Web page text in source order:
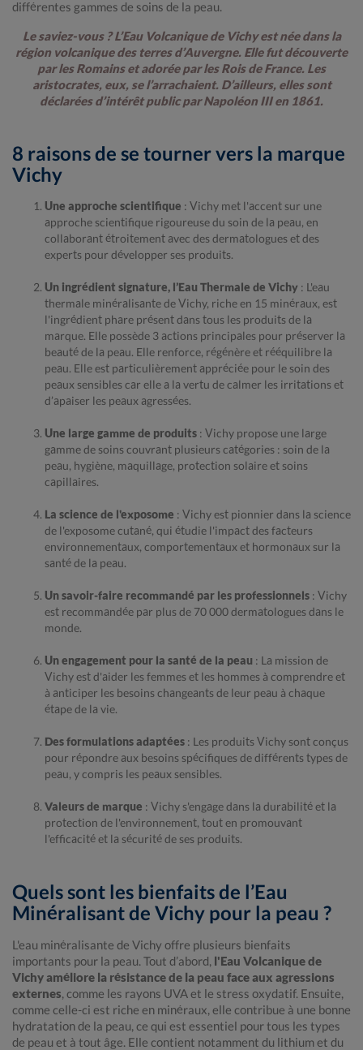
différentes gammes de soins de la peau.
Le saviez-vous ? L’Eau Volcanique de Vichy est née dans la
région volcanique des terres d’Auvergne. Elle fut découverte
par les Romains et adorée par les Rois de France. Les
aristocrates, eux, se l’arrachaient. D’ailleurs, elles sont
déclarées d’intérêt public par Napoléon III en 1861.
8 raisons de se tourner vers la marque
Vichy
Une approche scientifique : Vichy met l'accent sur une
approche scientifique rigoureuse du soin de la peau, en
collaborant étroitement avec des dermatologues et des
experts pour développer ses produits.
Un ingrédient signature, l’Eau Thermale de Vichy : L'eau
thermale minéralisante de Vichy, riche en 15 minéraux, est
l'ingrédient phare présent dans tous les produits de la
marque. Elle possède 3 actions principales pour préserver la
beauté de la peau. Elle renforce, régénère et rééquilibre la
peau. Elle est particulièrement appréciée pour le soin des
peaux sensibles car elle a la vertu de calmer les irritations et
d’apaiser les peaux agressées.
Une large gamme de produits : Vichy propose une large
gamme de soins couvrant plusieurs catégories : soin de la
peau, hygiène, maquillage, protection solaire et soins
capillaires.
La science de l'exposome : Vichy est pionnier dans la science
de l'exposome cutané, qui étudie l'impact des facteurs
environnementaux, comportementaux et hormonaux sur la
santé de la peau.
Un savoir-faire recommandé par les professionnels : Vichy
est recommandée par plus de 70 000 dermatologues dans le
monde.
Un engagement pour la santé de la peau : La mission de
Vichy est d'aider les femmes et les hommes à comprendre et
à anticiper les besoins changeants de leur peau à chaque
étape de la vie.
Des formulations adaptées : Les produits Vichy sont conçus
pour répondre aux besoins spécifiques de différents types de
peau, y compris les peaux sensibles.
Valeurs de marque : Vichy s'engage dans la durabilité et la
protection de l'environnement, tout en promouvant
l'efficacité et la sécurité de ses produits.
Quels sont les bienfaits de l’Eau
Minéralisant de Vichy pour la peau ?
L'eau minéralisante de Vichy offre plusieurs bienfaits
importants pour la peau. Tout d’abord, l'Eau Volcanique de
Vichy améliore la résistance de la peau face aux agressions
externes, comme les rayons UVA et le stress oxydatif. Ensuite,
comme celle-ci est riche en minéraux, elle contribue à une bonne
hydratation de la peau, ce qui est essentiel pour tous les types
de peau et à tout âge. Elle contient notamment du lithium et du